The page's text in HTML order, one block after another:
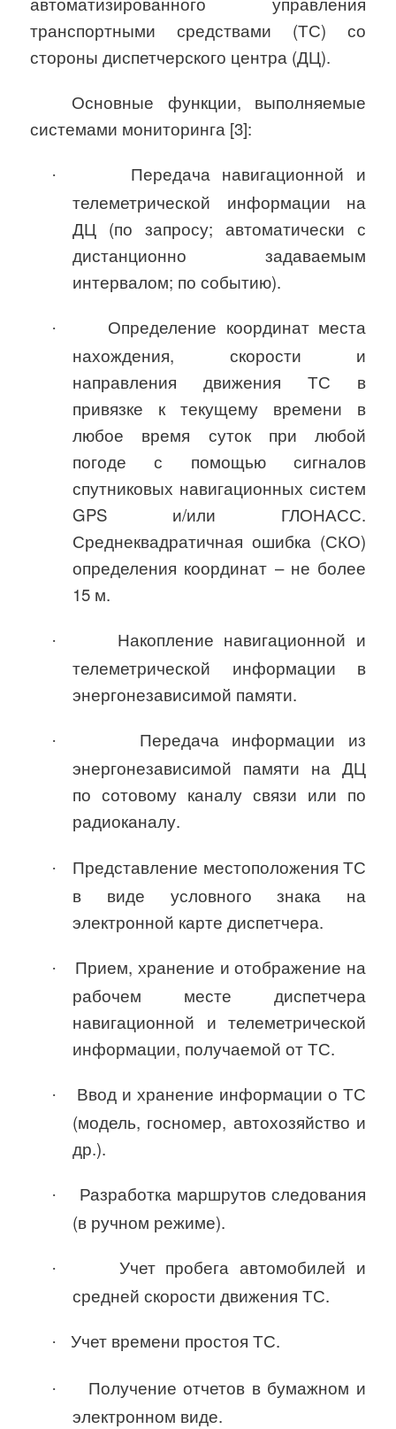
транспортными средствами (ТС) со
стороны диспетчерского центра (ДЦ).
Основные функции, выполняемые
системами мониторинга [3]:
·
Передача навигационной и
телеметрической информации на
ДЦ (по запросу; автоматически с
дистанционно задаваемым
интервалом; по событию).
·
Определение координат места
нахождения, скорости и
направления движения ТС в
привязке к текущему времени в
любое время суток при любой
погоде с помощью сигналов
спутниковых навигационных систем
GPS и/или ГЛОНАСС.
Среднеквадратичная ошибка (СКО)
определения координат – не более
15 м.
·
Накопление навигационной и
телеметрической информации в
энергонезависимой памяти.
·
Передача информации из
энергонезависимой памяти на ДЦ
по сотовому каналу связи или по
радиоканалу.
·
Представление местоположения ТС
в виде условного знака на
электронной карте диспетчера.
·
Прием, хранение и отображение на
рабочем месте диспетчера
навигационной и телеметрической
информации, получаемой от ТС.
·
Ввод и хранение информации о ТС
(модель, госномер, автохозяйство и
др.).
·
Разработка маршрутов следования
(в ручном режиме).
·
Учет пробега автомобилей и
средней скорости движения ТС.
· Учет времени простоя ТС.
·
Получение отчетов в бумажном и
электронном виде.